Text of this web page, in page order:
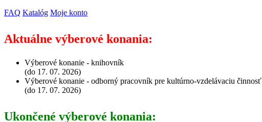
FAQ Katalóg Moje konto
Aktuálne výberové konania:
Výberové konanie - knihovník
(do 17. 07. 2026)
Výberové konanie - odborný pracovník pre kultúrno-vzdelávaciu činnosť
(do 17. 07. 2026)
Ukončené výberové konania: